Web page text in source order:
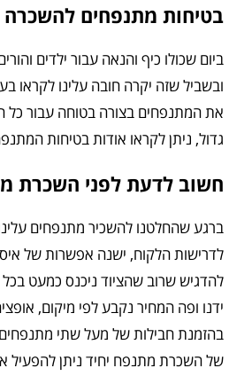
בטיחות מתנפחים להשכרה
ביום שכולו כיף והנאה עבור ילדים
ובשביל שזה יקרה חובה עלינו לקראו
את המתנפחים בצורה בטוחה עבור כל
גדול, ניתן לקראו אודות בטיחות
חשוב לדעת לפני השכרת
ברגע שהחלטנו להשכיר מתנפחים
לדרישות הלקוח, ישנה אפשרות של
להדגיש שרוב שהציוד ניכנס כמעט
ידנו ופה המחיר נקבע לפי מיקום,
בהזמנת חבילות של מעל שתי מתנפחים
של השכרת מתנפח יחיד ניתן להפעיל